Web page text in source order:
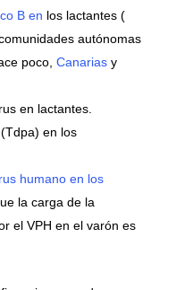
B en los lactantes (
autónomas
poco, Canariasy
en lactantes.
en los
humano en los
la carga de la
el VPH en el varón es